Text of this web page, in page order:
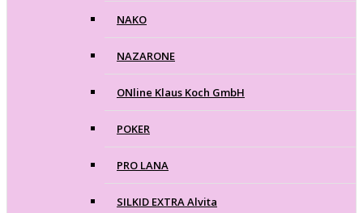
NAKO
NAZARONE
ONline Klaus Koch GmbH
POKER
PRO LANA
SILKID EXTRA Alvita